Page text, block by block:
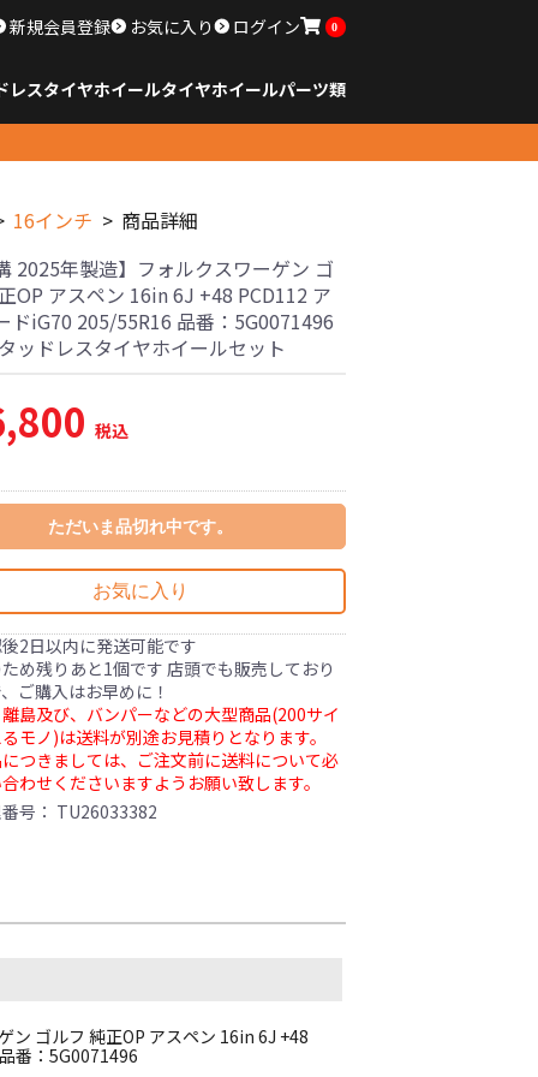
新規会員登録 お気に入り ログイン 0
レスタイヤホイールタイヤホイールパーツ類
16インチ 商品詳細
2025年製造】フォルクスワーゲン ゴ
OP アスペン 16in 6J +48 PCD112 ア
ドiG70 205/55R16 品番：5G0071496
ッドレスタイヤホイールセット
税込
ただいま品切れ中です。
お気に入り
2日以内に発送可能です
め残りあと1個です 店頭でも販売しており
ご購入はお早めに！
島及び、バンパーなどの大型商品(200サイ
モノ)は送料が別途お見積りとなります。
つきましては、ご注文前に送料について必
わせくださいますようお願い致します。
号： TU26033382
ン ゴルフ 純正OP アスペン 16in 6J +48
番：5G0071496